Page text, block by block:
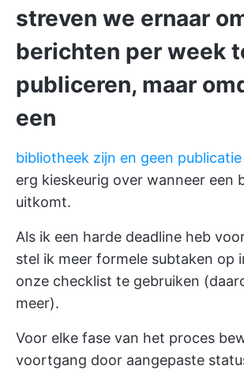
streven we ernaar
berichten per week
publiceren, maar
een
bibliotheek zijn en geen publicatie
erg kieskeurig over wanneer een
uitkomt.
Als ik een harde deadline heb
stel ik meer formele subtaken op
onze checklist te gebruiken
meer).
Voor elke fase van het proces
voortgang door aangepaste